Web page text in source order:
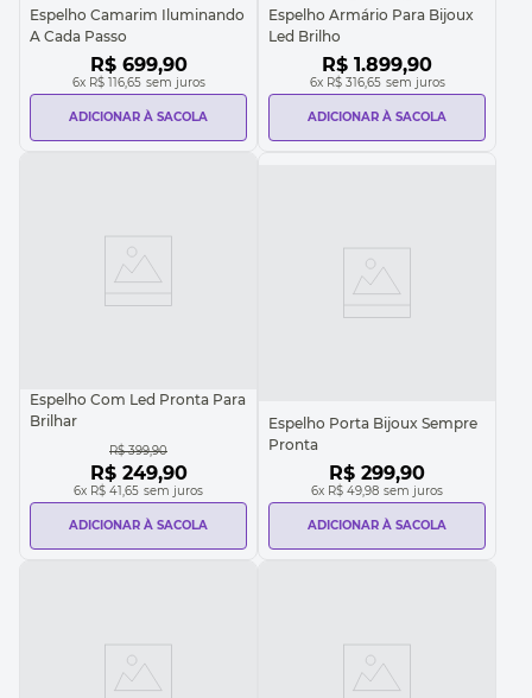
Espelho Camarim Iluminando
A Cada Passo
R$ 699,90
6x R$ 116,65 sem juros
ADICIONAR À SACOLA
Espelho Armário Para Bijoux
Led Brilho
R$ 1.899,90
6x R$ 316,65 sem juros
ADICIONAR À SACOLA
Espelho Com Led Pronta Para
Brilhar
R$ 399,90
R$ 249,90
6x R$ 41,65 sem juros
ADICIONAR À SACOLA
Espelho Porta Bijoux Sempre
Pronta
R$ 299,90
6x R$ 49,98 sem juros
ADICIONAR À SACOLA